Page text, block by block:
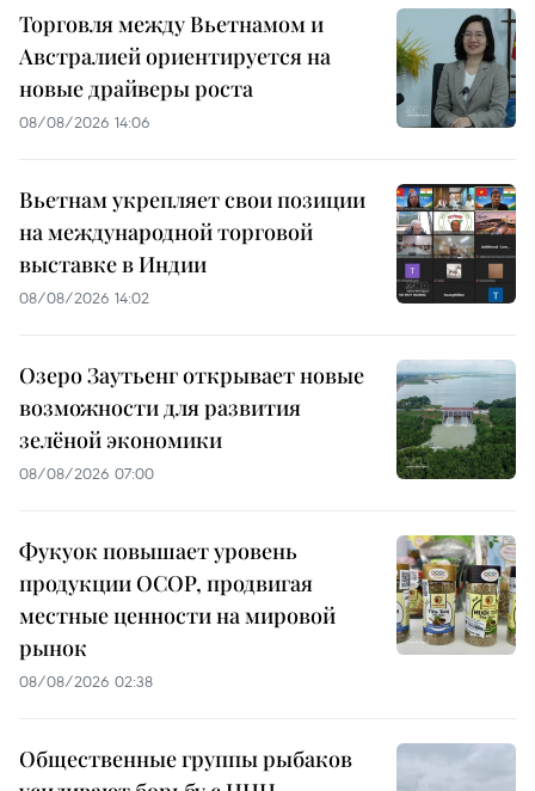
Торговля между Вьетнамом и
Австралией ориентируется на
новые драйверы роста
08/08/2026 14:06
Вьетнам укрепляет свои позиции
на международной торговой
выставке в Индии
08/08/2026 14:02
Озеро Заутьенг открывает новые
возможности для развития
зелёной экономики
08/08/2026 07:00
Фукуок повышает уровень
продукции OCOP, продвигая
местные ценности на мировой
рынок
08/08/2026 02:38
Общественные группы рыбаков